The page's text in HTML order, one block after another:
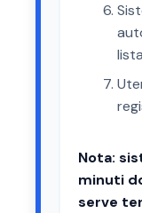
Nota:
minuti
serve